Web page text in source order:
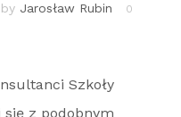
by Jarosław Rubin
0
Szkoły
z podobnym